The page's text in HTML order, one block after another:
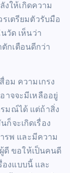
งให้เกิดความ
เตรียมตัวรับมือ
วัด เห็นว่า
กเตือนดีกว่า
ม ความเกรง
าจจะมีเหลืออยู่
มณ์ได้ แต่ถ้าสิ่ง
จะเกิดเรื่อง
รพ และมีความ
ดี ขอให้เป็นคนดี
งแบบนี้ และ